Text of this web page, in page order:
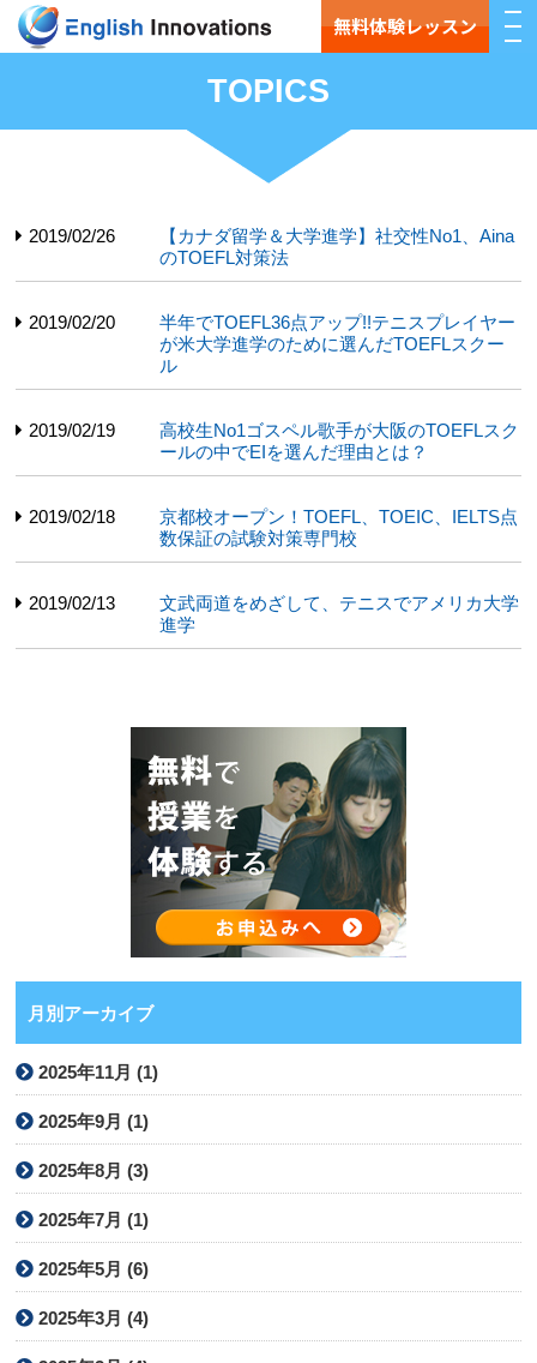
無料体験レッスン
TOPICS
2019/02/26
【カナダ留学＆大学進学】社交性No1、Aina
のTOEFL対策法
2019/02/20
半年でTOEFL36点アップ!!テニスプレイヤー
が米大学進学のために選んだTOEFLスクー
ル
2019/02/19
高校生No1ゴスペル歌手が大阪のTOEFLスク
ールの中でEIを選んだ理由とは？
2019/02/18
京都校オープン！TOEFL、TOEIC、IELTS点
数保証の試験対策専門校
2019/02/13
文武両道をめざして、テニスでアメリカ大学
進学
月別アーカイブ
2025年11月 (1)
2025年9月 (1)
2025年8月 (3)
2025年7月 (1)
2025年5月 (6)
2025年3月 (4)